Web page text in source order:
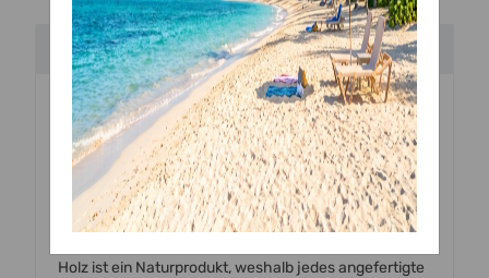
Beschreibung
HandgefertigteTorten TopperausHolz (Birke)zum
Dekorieren von Torten und Kuchen.
Alle unsere Topper werden mit einem hochmodernen
Laser mit viel Liebe zum Detail von uns
Holz ist ein Naturprodukt, weshalb jedes angefertigte